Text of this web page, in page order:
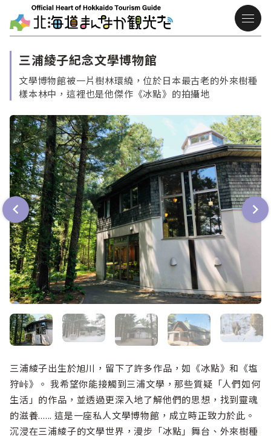
三浦綾子紀念文學博物館
文學博物館被一片樹林環繞，位於日本最古老的外來樹種
樣本林中，這裡也是他傑作《冰點》的拍攝地
三浦綾子出生於旭川，留下了許多作品，如《冰點》和《塩
狩峠》。 我希望你能接觸到三浦文學，那些質疑「人們如何
生活」的作品，並透過更深入地了解他們的思想，找到靈魂
的滋養...... 這是一座私人文學博物館，成立時正致力於此。
沉浸在三浦綾子的文學世界，漫步「冰點」舞台、外來樹種